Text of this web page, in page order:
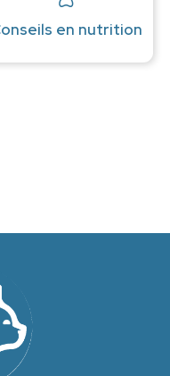
en nutrition